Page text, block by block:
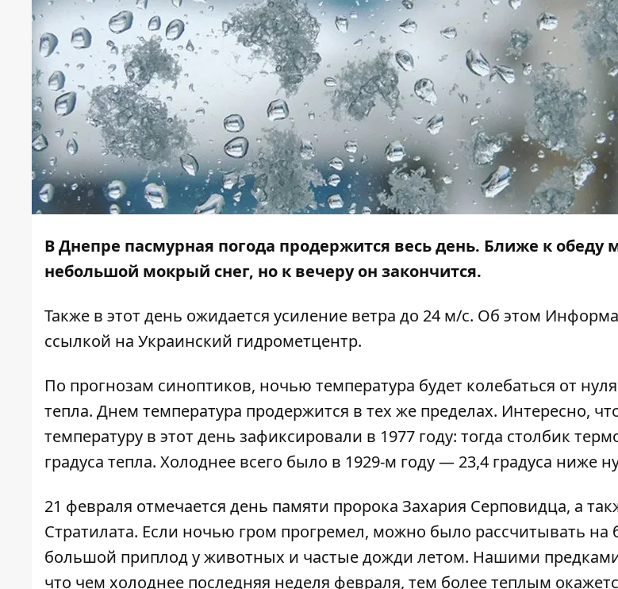
В Днепре пасмурная погода продержится весь день. Ближе к обеду
небольшой мокрый снег, но к вечеру он закончится.
Также в этот день ожидается усиление ветра до 24 м/с. Об этом
ссылкой на Украинский гидрометцентр.
По прогнозам синоптиков, ночью температура будет колебаться от
тепла. Днем температура продержится в тех же пределах. Интересно,
температуру в этот день зафиксировали в 1977 году: тогда столбик
градуса тепла. Холоднее всего было в 1929-м году — 23,4 градуса ниже
21 февраля отмечается день памяти пророка Захария Серповидца, а
Стратилата. Если ночью гром прогремел, можно было рассчитывать на
большой приплод у животных и частые дожди летом. Нашими
что чем холоднее последняя неделя февраля, тем более теплым